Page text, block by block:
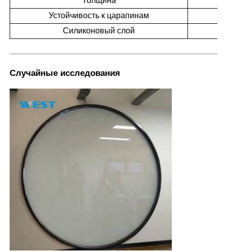
Устойчивость к царапинам
Силиконовый слой
Случайные исследования